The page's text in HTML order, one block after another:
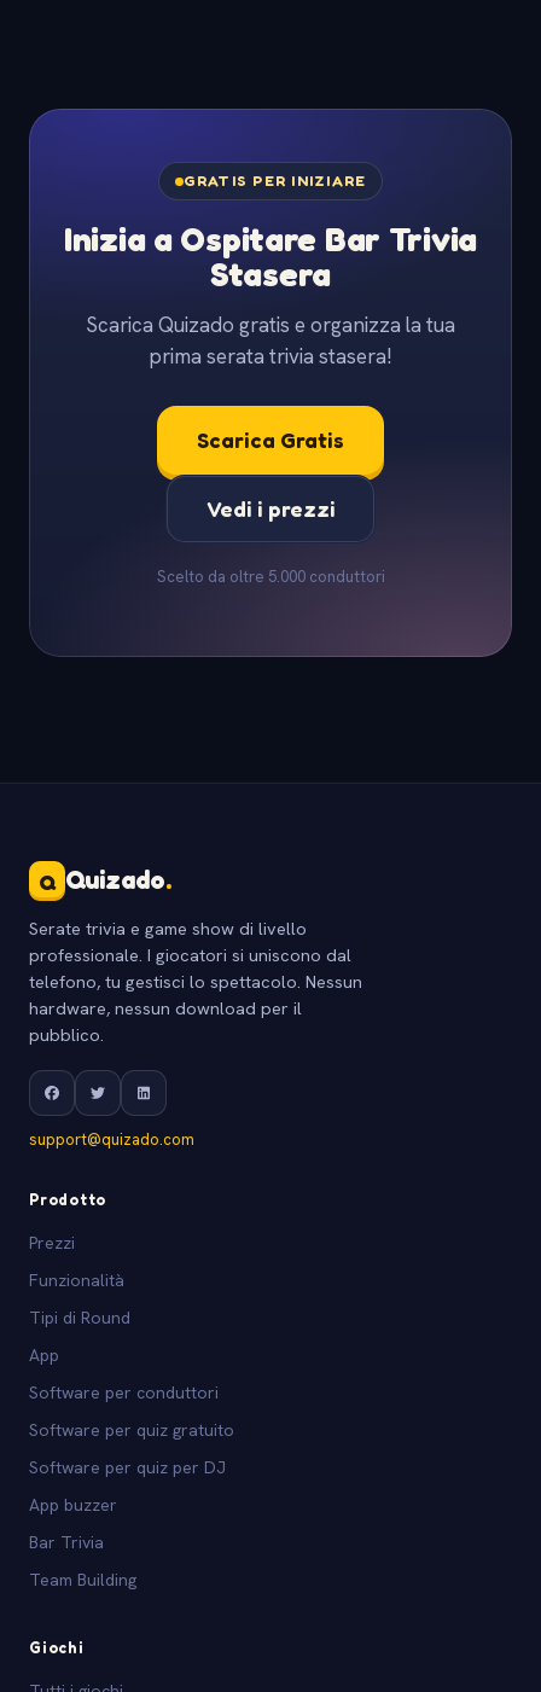
GRATIS PER INIZIARE
Inizia a Ospitare Bar Trivia
Stasera
Scarica Quizado gratis e organizza la tua
prima serata trivia stasera!
Scarica Gratis
Vedi i prezzi
Scelto da oltre 5.000 conduttori
Q Quizado.
Serate trivia e game show di livello
professionale. I giocatori si uniscono dal
telefono, tu gestisci lo spettacolo. Nessun
hardware, nessun download per il
pubblico.
support@quizado.com
Prodotto
Prezzi
Funzionalità
Tipi di Round
App
Software per conduttori
Software per quiz gratuito
Software per quiz per DJ
App buzzer
Bar Trivia
Team Building
Giochi